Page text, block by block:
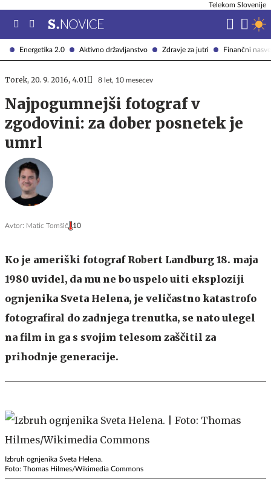
Energetika 2.0 Aktivno državljanstvo Zdravje za jutri Finančni
Telekom Slovenije
Torek, 20. 9. 2016, 4.01 8 let, 10 mesecev
Najpogumnejši fotograf v
zgodovini: za dober posnetek je
umrl
Avtor: Matic Tomšič 10
Ko je ameriški fotograf Robert Landburg 18. maja
1980 uvidel, da mu ne bo uspelo uiti eksploziji
ognjenika Sveta Helena, je veličastno katastrofo
fotografiral do zadnjega trenutka, se nato ulegel
na film in ga s svojim telesom zaščitil za
prihodnje generacije.
Izbruh ognjenika Sveta Helena.
Foto: Thomas Hilmes/Wikimedia Commons